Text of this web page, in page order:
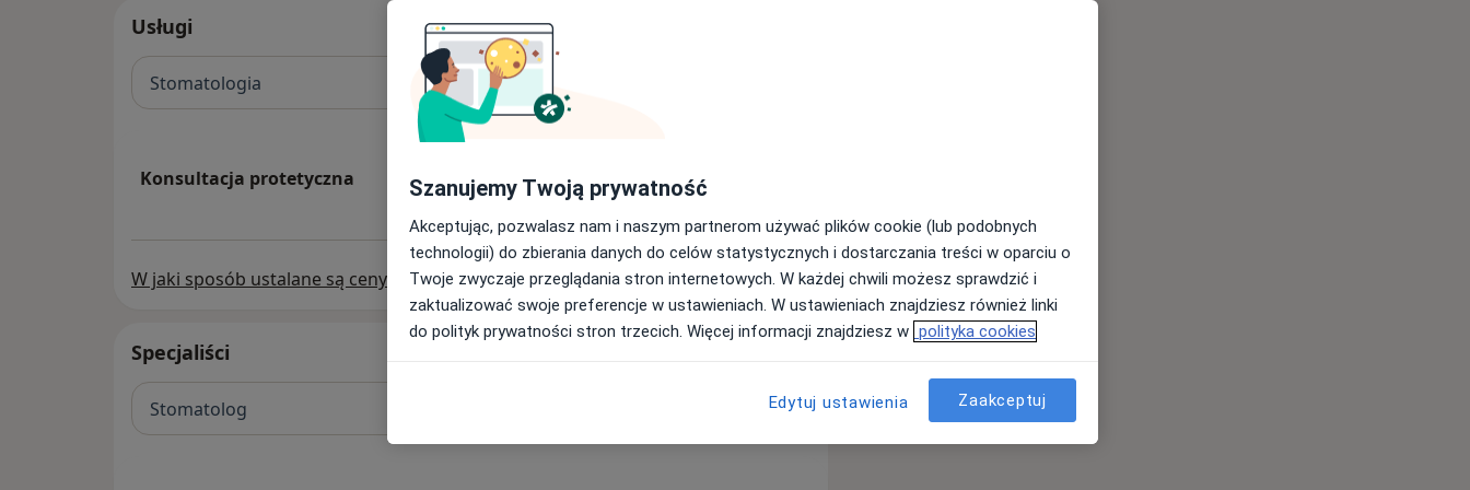
Usługi
Stomatologia
Konsultacja protetyczna
W jaki sposób ustalane są ceny?
Specjaliści
Stomatolog
Szanujemy Twoją prywatność
Akceptując, pozwalasz nam i naszym partnerom używać plików cookie (lub podobnych
technologii) do zbierania danych do celów statystycznych i dostarczania treści w oparciu o
Twoje zwyczaje przeglądania stron internetowych. W każdej chwili możesz sprawdzić i
zaktualizować swoje preferencje w ustawieniach. W ustawieniach znajdziesz również linki
do polityk prywatności stron trzecich. Więcej informacji znajdziesz w polityka cookies
Edytuj ustawienia Zaakceptuj